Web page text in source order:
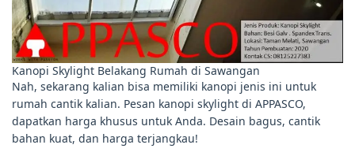
Kanopi Skylight Belakang Rumah di Sawangan
Nah, sekarang kalian bisa memiliki kanopi jenis ini untuk
rumah cantik kalian. Pesan kanopi skylight di APPASCO,
dapatkan harga khusus untuk Anda. Desain bagus, cantik
bahan kuat, dan harga terjangkau!